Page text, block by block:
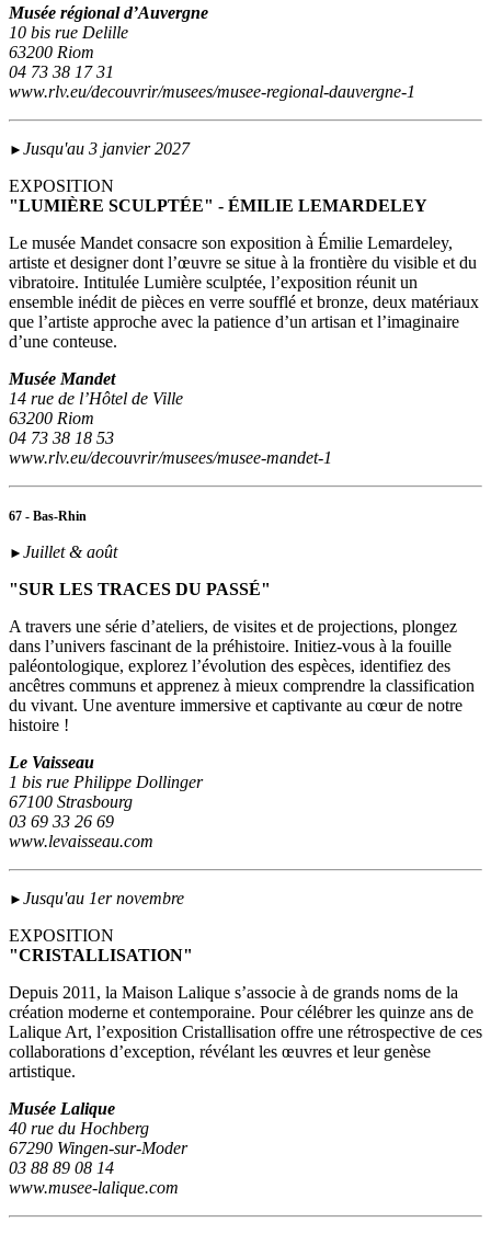
Musée régional d’Auvergne
10 bis rue Delille
63200 Riom
04 73 38 17 31
www.rlv.eu/decouvrir/musees/musee-regional-dauvergne-1
► Jusqu'au 3 janvier 2027
EXPOSITION
"LUMIÈRE SCULPTÉE" - ÉMILIE LEMARDELEY
Le musée Mandet consacre son exposition à Émilie Lemardeley,
artiste et designer dont l’œuvre se situe à la frontière du visible et du
vibratoire. Intitulée Lumière sculptée, l’exposition réunit un
ensemble inédit de pièces en verre soufflé et bronze, deux matériaux
que l’artiste approche avec la patience d’un artisan et l’imaginaire
d’une conteuse.
Musée Mandet
14 rue de l’Hôtel de Ville
63200 Riom
04 73 38 18 53
www.rlv.eu/decouvrir/musees/musee-mandet-1
67 - Bas-Rhin
► Juillet & août
"SUR LES TRACES DU PASSÉ"
A travers une série d’ateliers, de visites et de projections, plongez
dans l’univers fascinant de la préhistoire. Initiez-vous à la fouille
paléontologique, explorez l’évolution des espèces, identifiez des
ancêtres communs et apprenez à mieux comprendre la classification
du vivant. Une aventure immersive et captivante au cœur de notre
histoire !
Le Vaisseau
1 bis rue Philippe Dollinger
67100 Strasbourg
03 69 33 26 69
www.levaisseau.com
► Jusqu'au 1er novembre
EXPOSITION
"CRISTALLISATION"
Depuis 2011, la Maison Lalique s’associe à de grands noms de la
création moderne et contemporaine. Pour célébrer les quinze ans de
Lalique Art, l’exposition Cristallisation offre une rétrospective de ces
collaborations d’exception, révélant les œuvres et leur genèse
artistique.
Musée Lalique
40 rue du Hochberg
67290 Wingen-sur-Moder
03 88 89 08 14
www.musee-lalique.com